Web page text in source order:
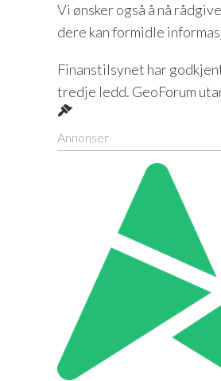
Vi ønsker også å nå
dere kan formidle
Finanstilsynet har
tredje ledd. GeoForum
Annonser